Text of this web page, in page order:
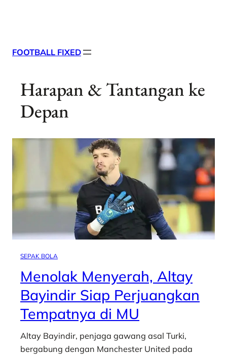
FOOTBALL FIXED
Harapan & Tantangan ke
Depan
SEPAK BOLA
Menolak Menyerah, Altay
Bayindir Siap Perjuangkan
Tempatnya di MU
Altay Bayindir, penjaga gawang asal Turki,
bergabung dengan Manchester United pada